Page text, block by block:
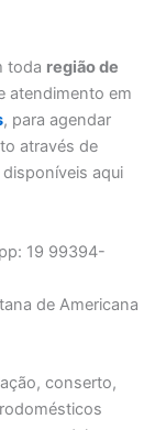
toda região de
atendimento em
, para agendar
através de
aqui
19 99394-
de Americana
conserto,